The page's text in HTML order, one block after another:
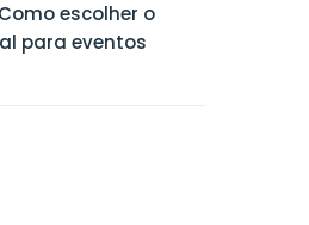
escolher o
para eventos